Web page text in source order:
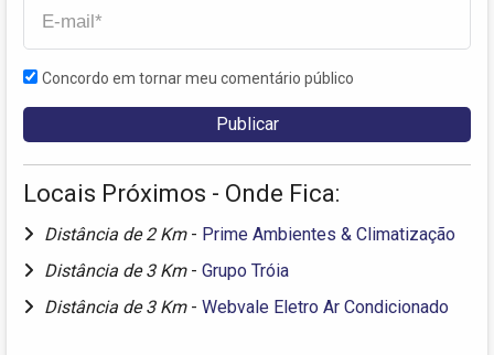
Concordo em tornar meu comentário público
Locais Próximos - Onde Fica:
Distância de 2 Km - Prime Ambientes & Climatização
Distância de 3 Km - Grupo Tróia
Distância de 3 Km - Webvale Eletro Ar Condicionado